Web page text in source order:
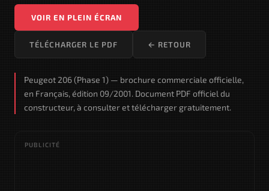
VOIR EN PLEIN ÉCRAN
TÉLÉCHARGER LE PDF ← RETOUR
Peugeot 206 (Phase 1) — brochure commerciale officielle,
en Français, édition 09/2001. Document PDF officiel du
constructeur, à consulter et télécharger gratuitement.
PUBLICITÉ